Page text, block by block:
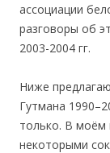
ассоциации
разговоры об
2003-2004 гг.
Ниже
Гутмана
только. В моём
некоторыми